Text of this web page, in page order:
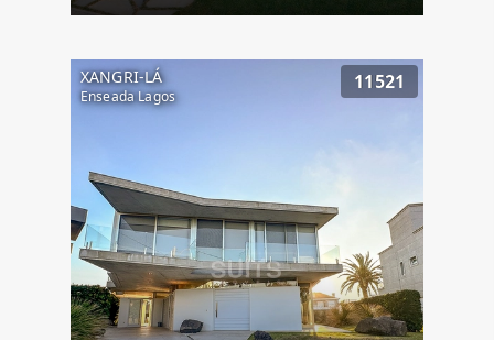
XANGRI-LÁ
Enseada Lagos
11521